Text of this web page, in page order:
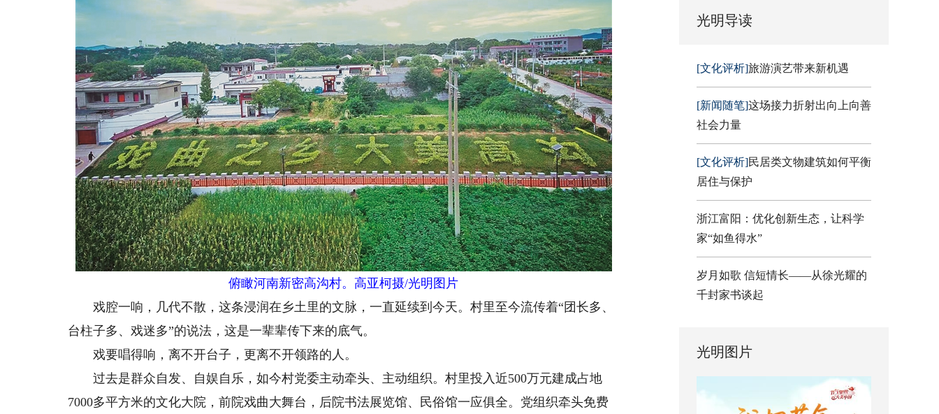
俯瞰河南新密高沟村。高亚柯摄/光明图片
戏腔一响，几代不散，这条浸润在乡土里的文脉，一直延续到今天。村里至今流传着“团长多、
台柱子多、戏迷多”的说法，这是一辈辈传下来的底气。
戏要唱得响，离不开台子，更离不开领路的人。
过去是群众自发、自娱自乐，如今村党委主动牵头、主动组织。村里投入近500万元建成占地
7000多平方米的文化大院，前院戏曲大舞台，后院书法展览馆、民俗馆一应俱全。党组织牵头免费
光明导读
[文化评析]旅游演艺带来新机遇
[新闻随笔]这场接力折射出向上向善
社会力量
[文化评析]民居类文物建筑如何平衡
居住与保护
浙江富阳：优化创新生态，让科学
家“如鱼得水”
岁月如歌 信短情长——从徐光耀的
千封家书谈起
光明图片